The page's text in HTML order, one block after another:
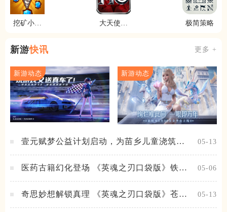
挖矿小高
大天使之
极简策略
新游快讯 更多 +
新游动态 新游动态
壹元赋梦公益计划启动，为苗乡儿童浇筑梦
05-13
医药古籍幻化登场 《英魂之刃口袋版》铁扇
05-06
奇思妙想解锁真理 《英魂之刃口袋版》苍天
05-13